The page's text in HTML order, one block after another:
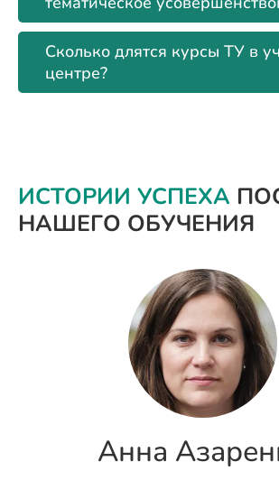
Сколько длятся курсы ТУ в
центре?
ИСТОРИИ УСПЕХА
НАШЕГО ОБУЧЕНИЯ
Анна